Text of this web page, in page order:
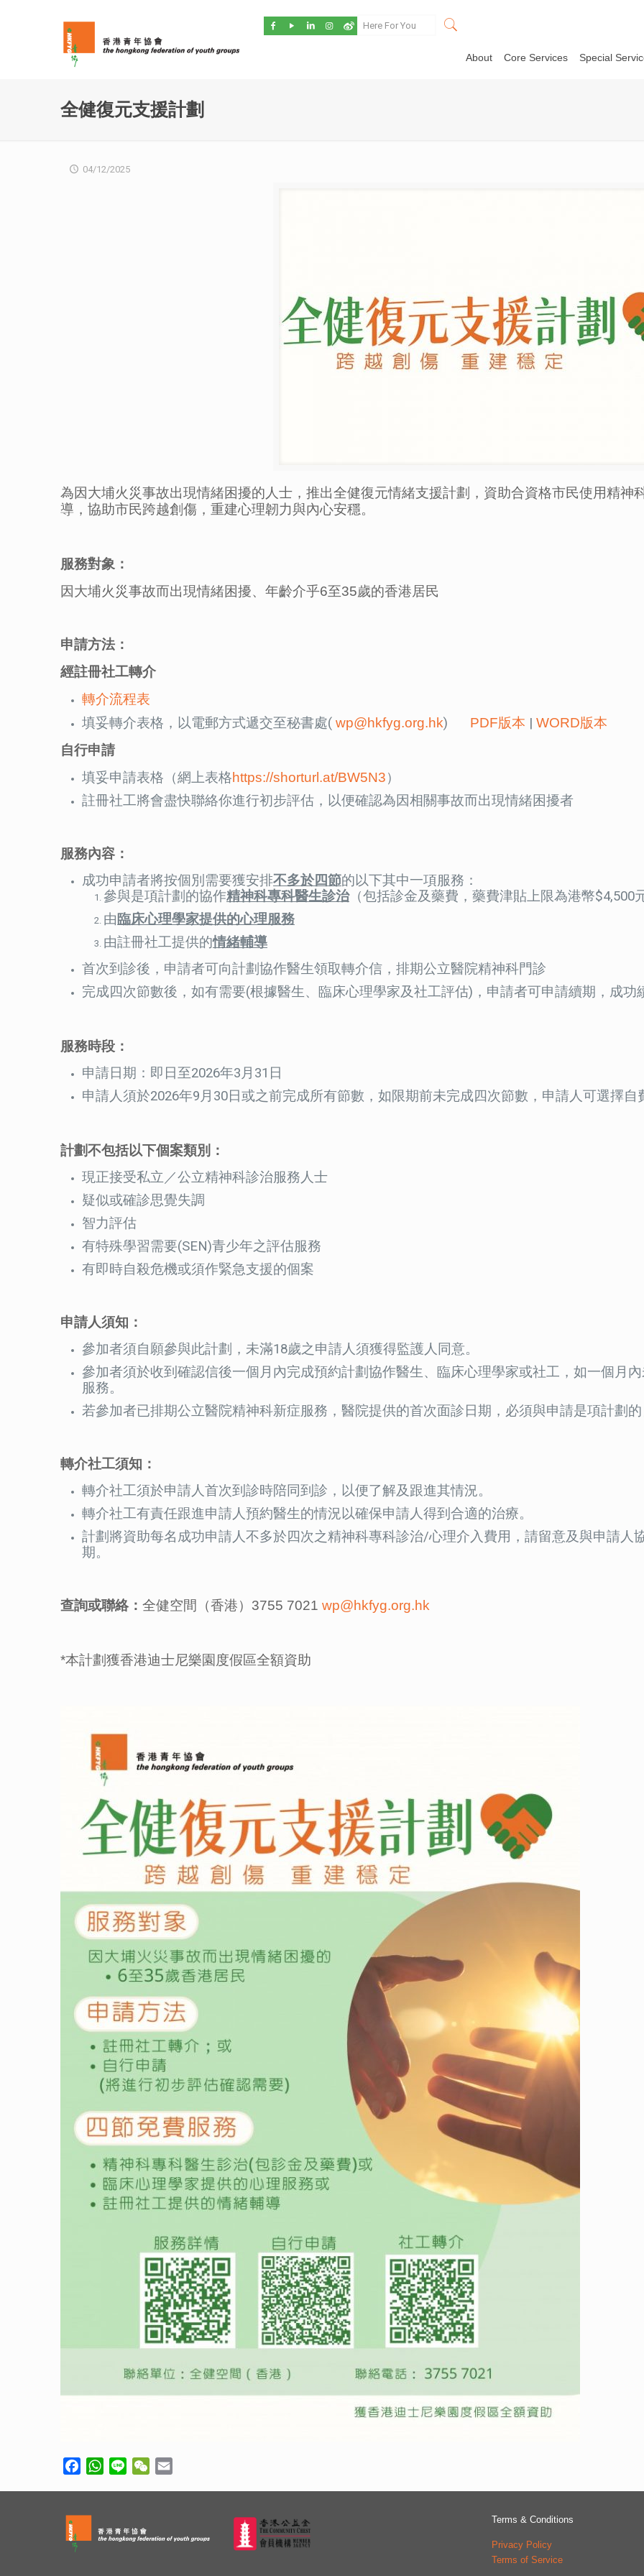
About Core Services Special
全健復元支援計劃
04/12/2025
為因大埔火災事故出現情緒困擾的人士，推出全健復元情緒支援計劃，資助合資格市民使用精神
導，協助市民跨越創傷，重建心理韌力與內心安穩。
服務對象：
因大埔火災事故而出現情緒困擾、年齡介乎6至35歲的香港居民
申請方法：
經註冊社工轉介
轉介流程表
填妥轉介表格，以電郵方式遞交至秘書處( wp@hkfyg.org.hk) PDF版本 | WORD版本
自行申請
填妥申請表格（網上表格https://shorturl.at/BW5N3）
註冊社工將會盡快聯絡你進行初步評估，以便確認為因相關事故而出現情緒困擾者
服務內容：
成功申請者將按個別需要獲安排不多於四節的以下其中一項服務：
參與是項計劃的協作精神科專科醫生診治（包括診金及藥費，藥費津貼上限為港幣$4,500
由臨床心理學家提供的心理服務
由註冊社工提供的情緒輔導
首次到診後，申請者可向計劃協作醫生領取轉介信，排期公立醫院精神科門診
完成四次節數後，如有需要(根據醫生、臨床心理學家及社工評估)，申請者可申請續期，成
服務時段：
申請日期：即日至2026年3月31日
申請人須於2026年9月30日或之前完成所有節數，如限期前未完成四次節數，申請人可選擇自
計劃不包括以下個案類別：
現正接受私立／公立精神科診治服務人士
疑似或確診思覺失調
智力評估
有特殊學習需要(SEN)青少年之評估服務
有即時自殺危機或須作緊急支援的個案
申請人須知：
參加者須自願參與此計劃，未滿18歲之申請人須獲得監護人同意。
參加者須於收到確認信後一個月內完成預約計劃協作醫生、臨床心理學家或社工，如一個月
服務。
若參加者已排期公立醫院精神科新症服務，醫院提供的首次面診日期，必須與申請是項計劃
轉介社工須知：
轉介社工須於申請人首次到診時陪同到診，以便了解及跟進其情況。
轉介社工有責任跟進申請人預約醫生的情況以確保申請人得到合適的治療。
計劃將資助每名成功申請人不多於四次之精神科專科診治/心理介入費用，請留意及與申請人
期。
查詢或聯絡： 全健空間（香港）3755 7021 wp@hkfyg.org.hk
*本計劃獲香港迪士尼樂園度假區全額資助
FacebookWhatsApp
Line WeChat
Terms & Conditions
Privacy Policy
Terms of Service